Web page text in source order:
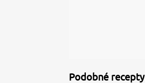
Podobné recepty